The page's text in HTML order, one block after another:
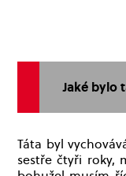
Jaké bylo
Táta byl
sestře čtyři roky,